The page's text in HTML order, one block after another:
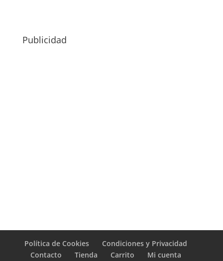
Publicidad
Política de Cookies
Condiciones y Privacidad
Contacto
Tienda Carrito Mi cuenta